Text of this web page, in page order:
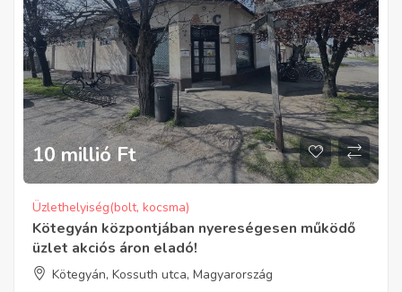
10 millió Ft
Üzlethelyiség(bolt, kocsma)
Kötegyán központjában nyereségesen működő
üzlet akciós áron eladó!
Kötegyán, Kossuth utca, Magyarország